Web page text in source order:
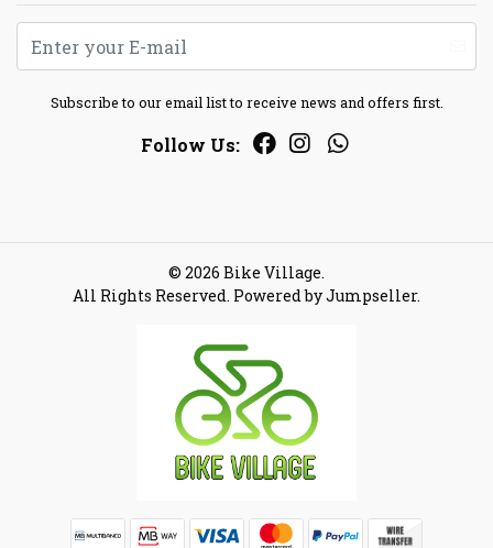
Subscribe to our email list to receive news and offers first.
Follow Us:
© 2026 Bike Village.
All Rights Reserved. Powered by Jumpseller.